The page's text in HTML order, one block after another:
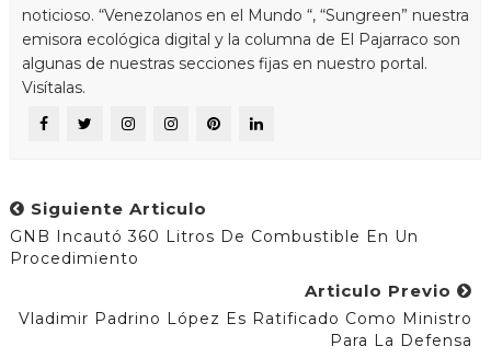
noticioso. “Venezolanos en el Mundo “, “Sungreen” nuestra
emisora ecológica digital y la columna de El Pajarraco son
algunas de nuestras secciones fijas en nuestro portal.
Visítalas.
Siguiente Articulo
GNB Incautó 360 Litros De Combustible En Un
Procedimiento
Articulo Previo
Vladimir Padrino López Es Ratificado Como Ministro
Para La Defensa